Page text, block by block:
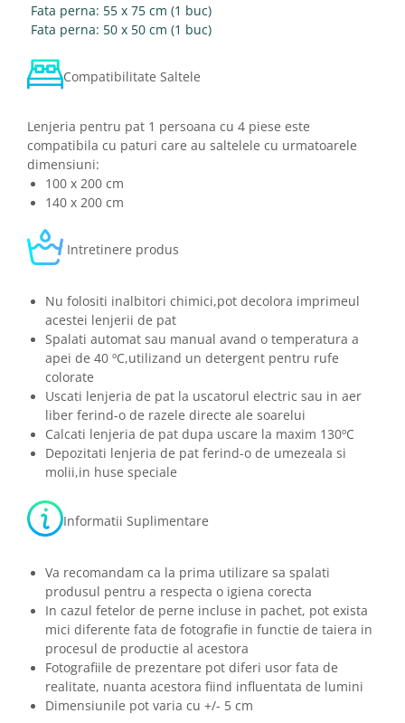
Fata perna: 55 x 75 cm (1 buc)
Fata perna: 50 x 50 cm (1 buc)
Compatibilitate Saltele
Lenjeria pentru pat 1 persoana cu 4 piese este
compatibila cu paturi care au saltelele cu urmatoarele
dimensiuni:
100 x 200 cm
140 x 200 cm
Intretinere produs
Nu folositi inalbitori chimici,pot decolora imprimeul
acestei lenjerii de pat
Spalati automat sau manual avand o temperatura a
apei de 40 ºC,utilizand un detergent pentru rufe
colorate
Uscati lenjeria de pat la uscatorul electric sau in aer
liber ferind-o de razele directe ale soarelui
Calcati lenjeria de pat dupa uscare la maxim 130ºC
Depozitati lenjeria de pat ferind-o de umezeala si
molii,in huse speciale
Informatii Suplimentare
Va recomandam ca la prima utilizare sa spalati
produsul pentru a respecta o igiena corecta
In cazul fetelor de perne incluse in pachet, pot exista
mici diferente fata de fotografie in functie de taiera in
procesul de productie al acestora
Fotografiile de prezentare pot diferi usor fata de
realitate, nuanta acestora fiind influentata de lumini
Dimensiunile pot varia cu +/- 5 cm